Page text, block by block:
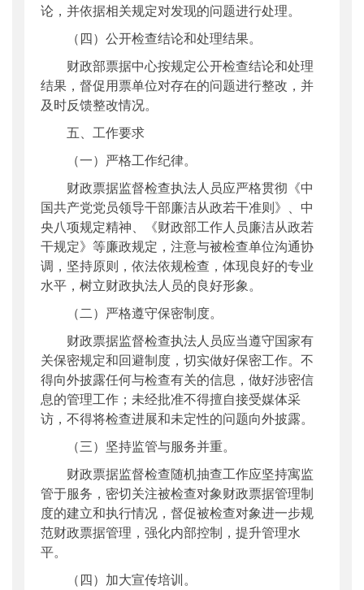
论，并依据相关规定对发现的问题进行处理。
（四）公开检查结论和处理结果。
财政部票据中心按规定公开检查结论和处理
结果，督促用票单位对存在的问题进行整改，并
及时反馈整改情况。
五、工作要求
（一）严格工作纪律。
财政票据监督检查执法人员应严格贯彻《中
国共产党党员领导干部廉洁从政若干准则》、中
央八项规定精神、《财政部工作人员廉洁从政若
干规定》等廉政规定，注意与被检查单位沟通协
调，坚持原则，依法依规检查，体现良好的专业
水平，树立财政执法人员的良好形象。
（二）严格遵守保密制度。
财政票据监督检查执法人员应当遵守国家有
关保密规定和回避制度，切实做好保密工作。不
得向外披露任何与检查有关的信息，做好涉密信
息的管理工作；未经批准不得擅自接受媒体采
访，不得将检查进展和未定性的问题向外披露。
（三）坚持监管与服务并重。
财政票据监督检查随机抽查工作应坚持寓监
管于服务，密切关注被检查对象财政票据管理制
度的建立和执行情况，督促被检查对象进一步规
范财政票据管理，强化内部控制，提升管理水
平。
（四）加大宣传培训。